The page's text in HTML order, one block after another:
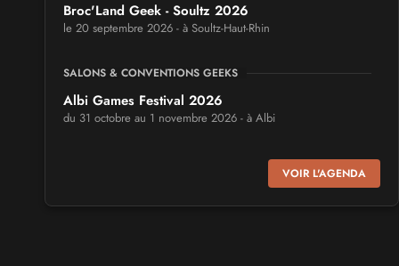
Broc'Land Geek - Soultz 2026
le 20 septembre 2026 - à Soultz-Haut-Rhin
SALONS & CONVENTIONS GEEKS
Albi Games Festival 2026
du 31 octobre au 1 novembre 2026 - à Albi
Virtual Calais - salon du jeu vidéo et des loisirs
numériques 2026
VOIR L'AGENDA